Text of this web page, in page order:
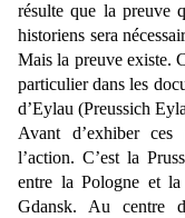
résulte que la preuve
historiens sera
Mais la preuve existe.
particulier dans les
d’Eylau (Preussich
Avant d’exhiber ces
l’action. C’est la
entre la Pologne et la
Gdansk. Au centre